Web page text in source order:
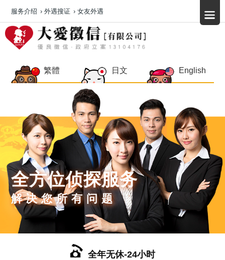
繁體 日文 English
全方位侦探服务
解决您所有问题
全年无休-24小时
服务介绍 › 外遇搜证 › 女友外遇